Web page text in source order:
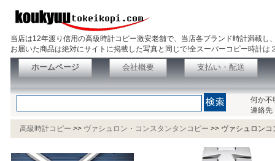
当店は12年渡り信用の高級時計コピー激安老舗で、当店各ブランド時計満載
お届いた商品は絶対にサイトに掲載した写真と同じで!全スーパーコピー時計
ホームページ 会社概要 支払い・配送
何か不
連絡
高級時計コピー >> ヴァシュロン・コンスタンタンコピー >> ヴァシュロン